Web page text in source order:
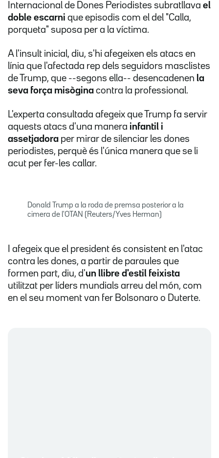
Internacional de Dones Periodistes subratllava el
doble escarni que episodis com el del "Calla,
porqueta" suposa per a la víctima.
A l'insult inicial, diu, s'hi afegeixen els atacs en
línia que l'afectada rep dels seguidors masclistes
de Trump, que --segons ella-- desencadenen la
seva força misògina contra la professional.
L'experta consultada afegeix que Trump fa servir
aquests atacs d'una manera infantil i
assetjadora per mirar de silenciar les dones
periodistes, perquè és l'única manera que se li
acut per fer-les callar.
Donald Trump a la roda de premsa posterior a la
cimera de l'OTAN (Reuters/Yves Herman)
I afegeix que el president és consistent en l'atac
contra les dones, a partir de paraules que
formen part, diu, d'un llibre d'estil feixista
utilitzat per líders mundials arreu del món, com
en el seu moment van fer Bolsonaro o Duterte.